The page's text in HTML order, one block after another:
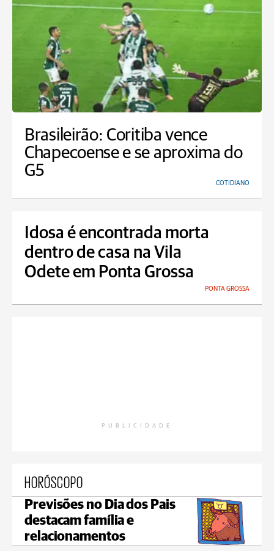
Brasileirão: Coritiba vence
Chapecoense e se aproxima do
G5
COTIDIANO
Idosa é encontrada morta
dentro de casa na Vila
Odete em Ponta Grossa
PONTA GROSSA
PUBLICIDADE
HORÓSCOPO
Previsões no Dia dos Pais
destacam família e
relacionamentos